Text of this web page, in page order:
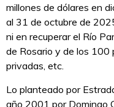
millones de dólares en
al 31 de octubre de
ni en recuperar el Río
de Rosario y de los
privadas, etc.
Lo planteado por
año 2001 por Domingo